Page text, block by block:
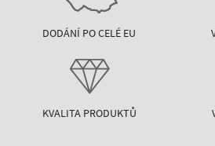
DODÁNÍ PO CELÉ EU
KVALITA PRODUKTŮ